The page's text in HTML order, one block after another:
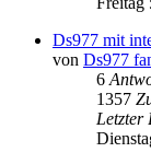
Ds977 mit
von Ds977
6
1357
Letzter